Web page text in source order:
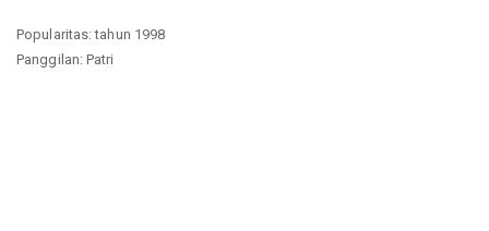
Popularitas: tahun 1998
Panggilan: Patri